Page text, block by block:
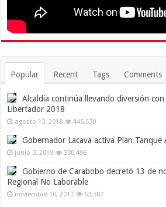
Popular Recent Tags Comments
Alcaldía continúa llevando diversión con
Libertador 2018
agosto 13, 2018 445,530
Gobernador Lacava activa Plan Tanque
junio 3, 2019 330,496
Gobierno de Carabobo decretó 13 de
Regional No Laborable
noviembre 10, 2017 63,387